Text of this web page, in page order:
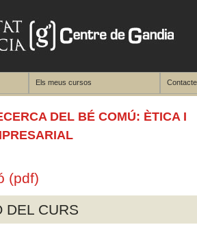
Els meus cursos Contacte
DEL BÉ COMÚ: ÈTICA I
(pdf)
DEL CURS